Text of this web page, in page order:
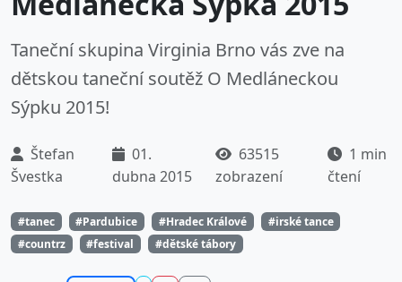
Taneční skupina Virginia Brno vás zve na
dětskou taneční soutěž O Medláneckou
Sýpku 2015!
Štefan
Švestka
01.
dubna 2015
63515
zobrazení
1 min
čtení
#tanec #Pardubice #Hradec Králové
#irské tance
#countrz
#festival #dětské tábory